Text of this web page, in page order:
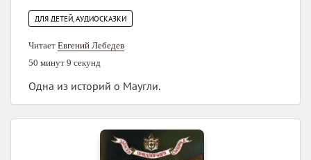
ДЛЯ ДЕТЕЙ, АУДИОСКАЗКИ
Читает Евгений Лебедев
50 минут 9 секунд
Одна из историй о Маугли.